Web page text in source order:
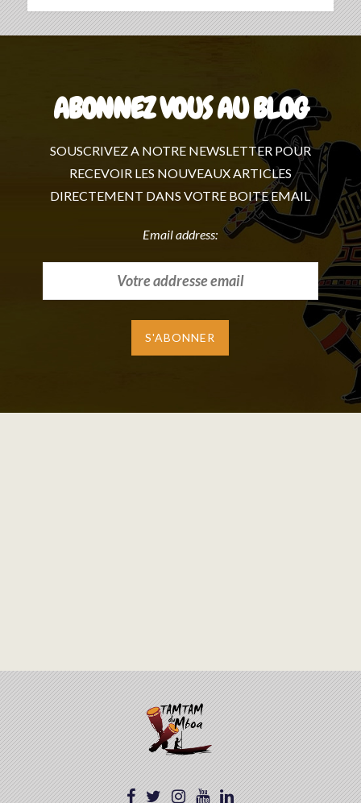
ABONNEZ VOUS AU BLOG
SOUSCRIVEZ A NOTRE NEWSLETTER POUR
RECEVOIR LES NOUVEAUX ARTICLES
DIRECTEMENT DANS VOTRE BOITE EMAIL
Email address: